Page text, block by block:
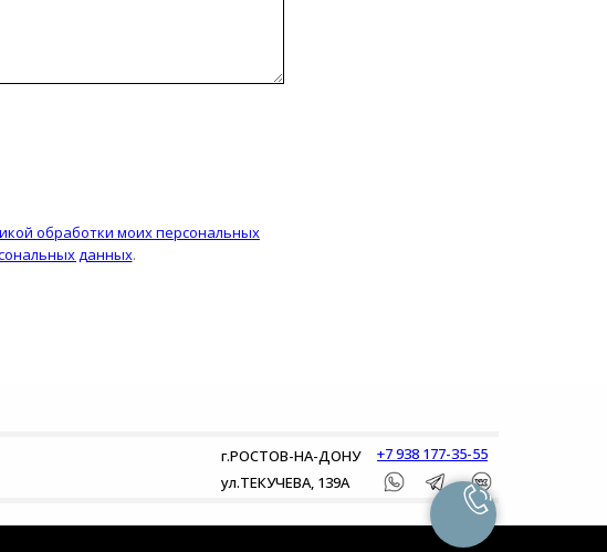
обработки моих персональных
данных.
г.РОСТОВ-НА-ДОНУ
ул.ТЕКУЧЕВА, 139А
+7 938 177-35-55